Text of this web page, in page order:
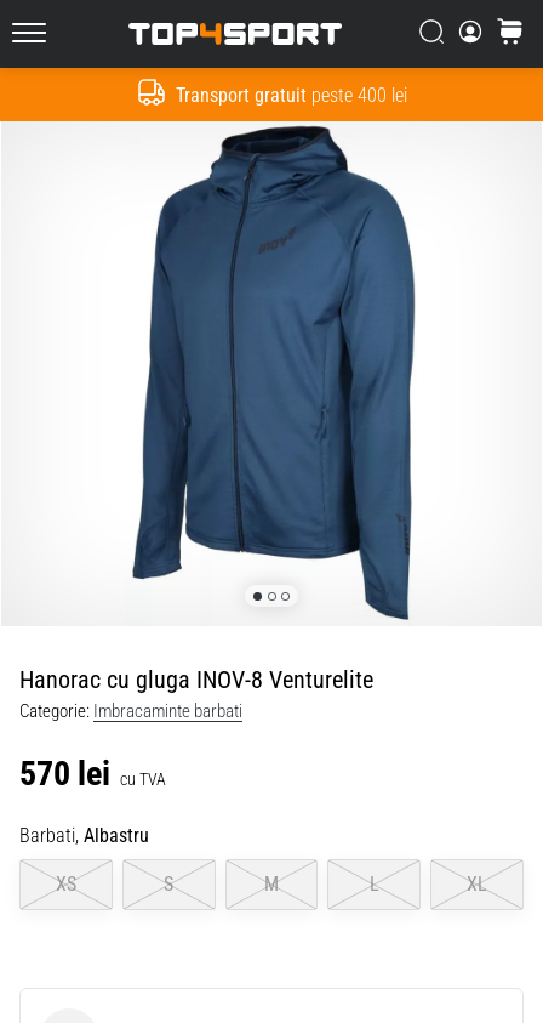
Transport gratuitpeste 400 lei
Top4Sport.ro Căutare
Cos
Hanorac cu gluga INOV-8 Venturelite
Categorie: Imbracaminte barbati
570 lei cu TVA
Barbati, Albastru
XS S M L XL